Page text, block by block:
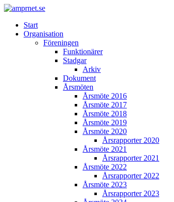
Start
Organisation
Föreningen
Funktionärer
Stadgar
Arkiv
Dokument
Årsmöten
Årsmöte 2016
Årsmöte 2017
Årsmöte 2018
Årsmöte 2019
Årsmöte 2020
Årsrapporter 2020
Årsmöte 2021
Årsrapporter 2021
Årsmöte 2022
Årsrapporter 2022
Årsmöte 2023
Årsrapporter 2023